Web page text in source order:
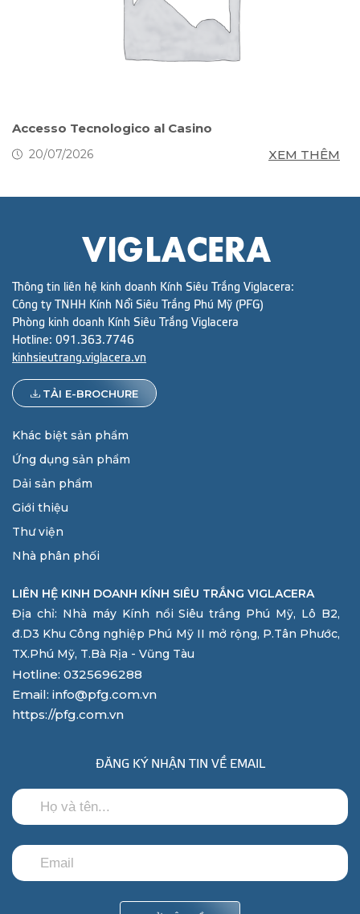
Accesso Tecnologico al Casino
20/07/2026 XEM THÊM
Thông tin liên hệ kinh doanh Kính Siêu Trắng Viglacera:
Công ty TNHH Kính Nổi Siêu Trắng Phú Mỹ (PFG)
Phòng kinh doanh Kính Siêu Trắng Viglacera
Hotline: 091.363.7746
kinhsieutrang.viglacera.vn
TẢI E-BROCHURE
Khác biệt sản phẩm
Ứng dụng sản phẩm
Dải sản phẩm
Giới thiệu
Thư viện
Nhà phân phối
LIÊN HỆ KINH DOANH KÍNH SIÊU TRẮNG VIGLACERA
Địa chỉ: Nhà máy Kính nổi Siêu trắng Phú Mỹ, Lô B2,
đ.D3 Khu Công nghiệp Phú Mỹ II mở rộng, P.Tân Phước,
TX.Phú Mỹ, T.Bà Rịa - Vũng Tàu
Hotline: 0325696288
Email: info@pfg.com.vn
https://pfg.com.vn
ĐĂNG KÝ NHẬN TIN VỀ EMAIL